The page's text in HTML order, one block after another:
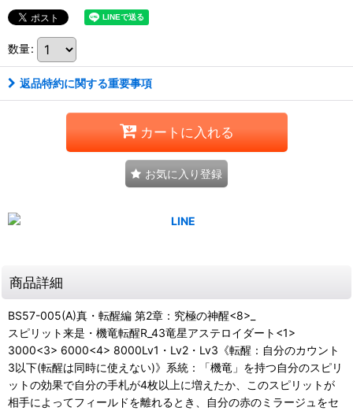
数量:
返品特約に関する重要事項
カートに入れる
お気に入り登録
商品詳細
BS57-005(A)真・転醒編 第2章：究極の神醒<8>_
スピリット来是・機竜転醒R_43竜星アステロイダート<1>
3000<3> 6000<4> 8000Lv1・Lv2・Lv3《転醒：自分のカウント
3以下(転醒は同時に使えない)》系統：「機竜」を持つ自分のスピリ
ットの効果で自分の手札が4枚以上に増えたか、このスピリットが
相手によってフィールドを離れるとき、自分の赤のミラージュをセ